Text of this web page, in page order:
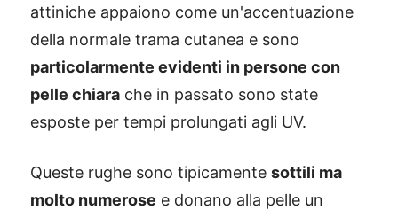
attiniche appaiono come un'accentuazione
della normale trama cutanea e sono
particolarmente evidenti in persone con
pelle chiara che in passato sono state
esposte per tempi prolungati agli UV.
Queste rughe sono tipicamente sottili ma
molto numerose e donano alla pelle un